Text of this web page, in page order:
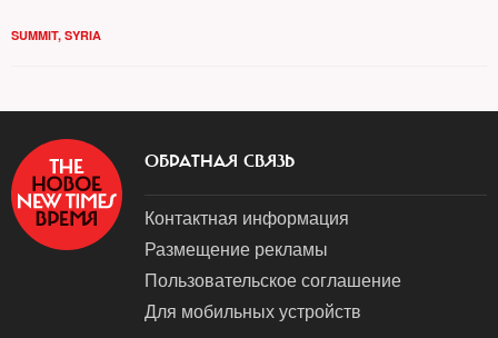
SUMMIT, SYRIA
ОБРАТНАЯ СВЯЗЬ
Контактная информация
Размещение рекламы
Пользовательское соглашение
Для мобильных устройств